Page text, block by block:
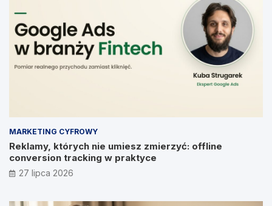
MARKETING CYFROWY
Reklamy, których nie umiesz zmierzyć: offline
conversion tracking w praktyce
27 lipca 2026